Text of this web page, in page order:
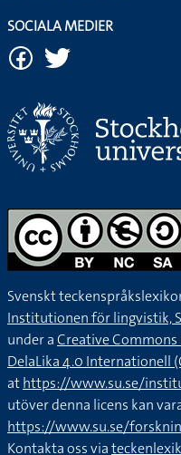
SOCIALA MEDIER
Svenskt
Institutionen för lingvistik,
under aCreative
DelaLika 4.0 Internationell
athttps://www.su.se/
utöver denna licens kan
https://www.su.se/
Kontakta oss via